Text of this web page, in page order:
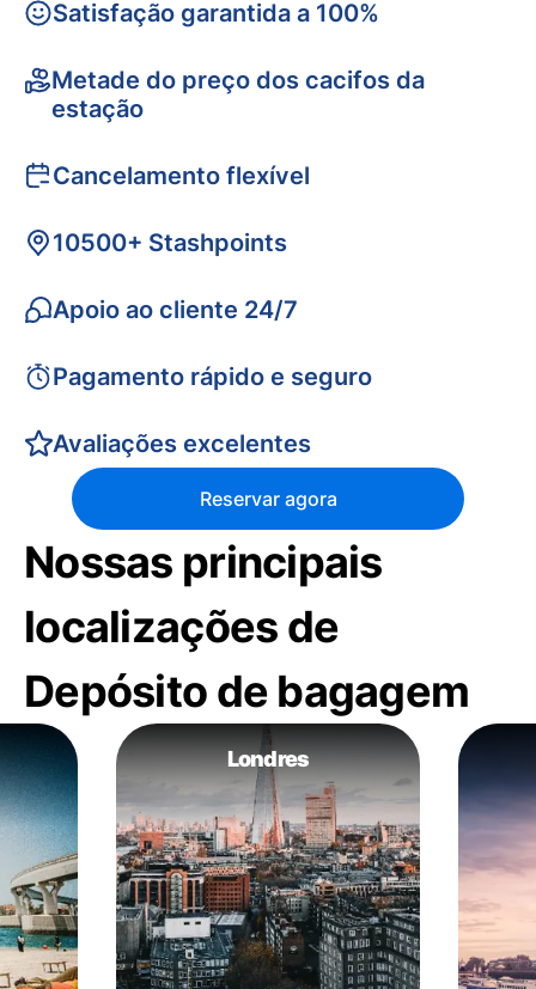
Satisfação garantida a 100%
Metade do preço dos cacifos da
estação
Cancelamento flexível
10500+ Stashpoints
Apoio ao cliente 24/7
Pagamento rápido e seguro
Avaliações excelentes
Reservar agora
Nossas principais
localizações de
Depósito de bagagem
Londres